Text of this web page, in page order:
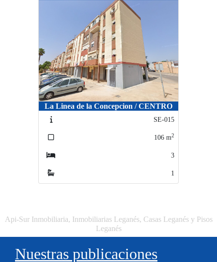
La Linea de la Concepcion / CENTRO
SE-015
106 m2
3
1
Api-Sur Inmobiliaria, Inmobiliarias Leganés, Casas Leganés y Pisos
Leganés
Nuestras publicaciones